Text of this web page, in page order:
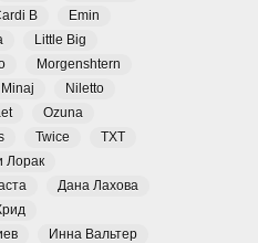
B
Emin
Little Big
Morgenshtern
Niletto
Ozuna
Twice
TXT
Лорак
Дана Лахова
Инна Вальтер